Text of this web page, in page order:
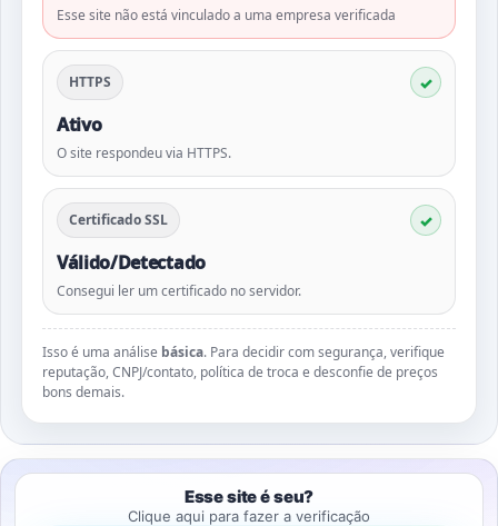
Esse site não está vinculado a uma empresa verificada
HTTPS
Ativo
O site respondeu via HTTPS.
Certificado SSL
Válido/Detectado
Consegui ler um certificado no servidor.
Isso é uma análise básica. Para decidir com segurança, verifique
reputação, CNPJ/contato, política de troca e desconfie de preços
bons demais.
Esse site é seu?
Clique aqui para fazer a verificação